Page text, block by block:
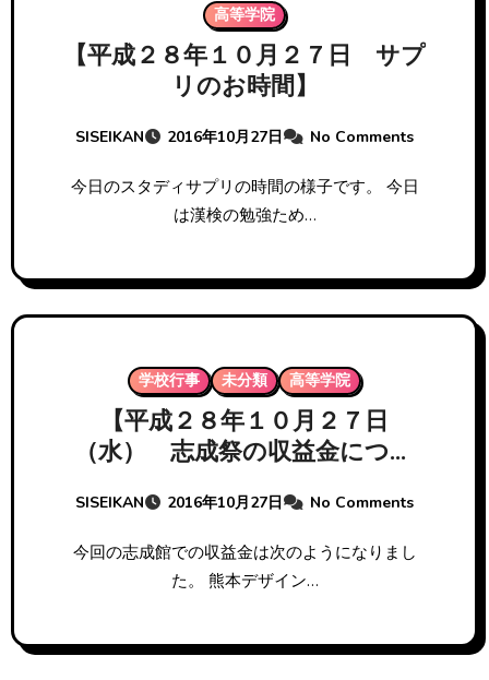
高等学院
【平成２８年１０月２７日 サプ
リのお時間】
SISEIKAN 2016年10月27日 No Comments
今日のスタディサプリの時間の様子です。 今日
は漢検の勉強ため…
学校行事 未分類 高等学院
【平成２８年１０月２７日
（水） 志成祭の収益金につい
SISEIKAN 2016年10月27日 No Comments
今回の志成館での収益金は次のようになりまし
た。 熊本デザイン…